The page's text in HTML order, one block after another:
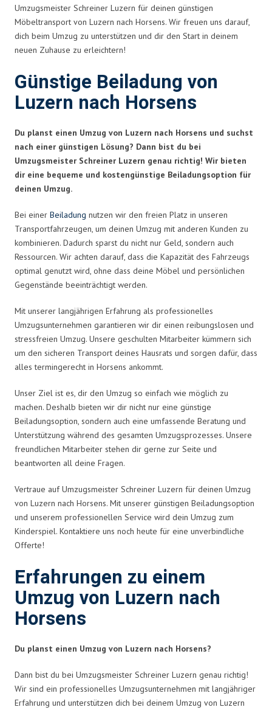
Umzugsmeister Schreiner Luzern für deinen günstigen
Möbeltransport von Luzern nach Horsens. Wir freuen uns darauf,
dich beim Umzug zu unterstützen und dir den Start in deinem
neuen Zuhause zu erleichtern!
Günstige Beiladung von
Luzern nach Horsens
Du planst einen Umzug von Luzern nach Horsens und suchst
nach einer günstigen Lösung? Dann bist du bei
Umzugsmeister Schreiner Luzern genau richtig! Wir bieten
dir eine bequeme und kostengünstige Beiladungsoption für
deinen Umzug.
Bei einer Beiladung nutzen wir den freien Platz in unseren
Transportfahrzeugen, um deinen Umzug mit anderen Kunden zu
kombinieren. Dadurch sparst du nicht nur Geld, sondern auch
Ressourcen. Wir achten darauf, dass die Kapazität des Fahrzeugs
optimal genutzt wird, ohne dass deine Möbel und persönlichen
Gegenstände beeinträchtigt werden.
Mit unserer langjährigen Erfahrung als professionelles
Umzugsunternehmen garantieren wir dir einen reibungslosen und
stressfreien Umzug. Unsere geschulten Mitarbeiter kümmern sich
um den sicheren Transport deines Hausrats und sorgen dafür, dass
alles termingerecht in Horsens ankommt.
Unser Ziel ist es, dir den Umzug so einfach wie möglich zu
machen. Deshalb bieten wir dir nicht nur eine günstige
Beiladungsoption, sondern auch eine umfassende Beratung und
Unterstützung während des gesamten Umzugsprozesses. Unsere
freundlichen Mitarbeiter stehen dir gerne zur Seite und
beantworten all deine Fragen.
Vertraue auf Umzugsmeister Schreiner Luzern für deinen Umzug
von Luzern nach Horsens. Mit unserer günstigen Beiladungsoption
und unserem professionellen Service wird dein Umzug zum
Kinderspiel. Kontaktiere uns noch heute für eine unverbindliche
Offerte!
Erfahrungen zu einem
Umzug von Luzern nach
Horsens
Du planst einen Umzug von Luzern nach Horsens?
Dann bist du bei Umzugsmeister Schreiner Luzern genau richtig!
Wir sind ein professionelles Umzugsunternehmen mit langjähriger
Erfahrung und unterstützen dich bei deinem Umzug von Luzern